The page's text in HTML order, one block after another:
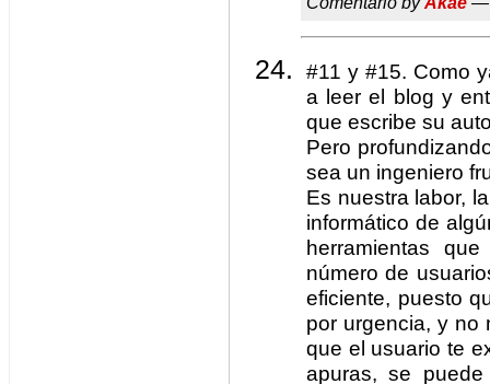
#11 y #15. Como
a leer el blog y
que escribe su
Pero
sea un ingeniero
Es nuestra labor,
informático de
herramientas
número de
eficiente, puesto
por urgencia, y no
que el usuario te
apuras, se